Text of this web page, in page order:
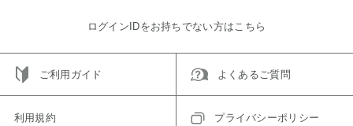
ログインIDをお持ちでない方はこちら
ご利用ガイド よくあるご質問
利用規約 プライバシーポリシー